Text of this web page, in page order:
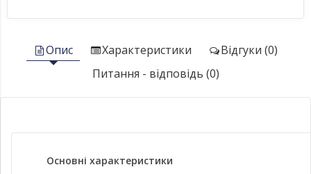
Опис Характеристики
Відгуки (0)
Питання - відповідь (0)
Основні характеристики